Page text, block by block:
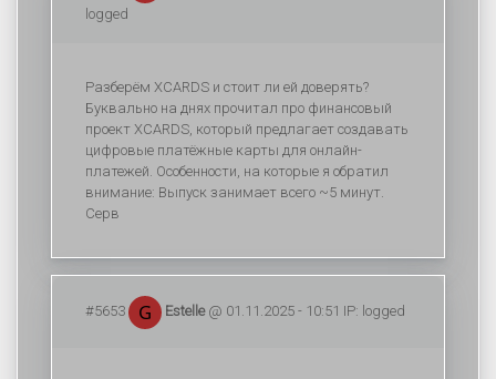
logged
Разберём XCARDS и стоит ли ей доверять?
Буквально на днях прочитал про финансовый
проект XCARDS, который предлагает создавать
цифровые платёжные карты для онлайн-
платежей. Особенности, на которые я обратил
внимание: Выпуск занимает всего ~5 минут.
Серв
#5653 Estelle@ 01.11.2025 - 10:51 IP: logged